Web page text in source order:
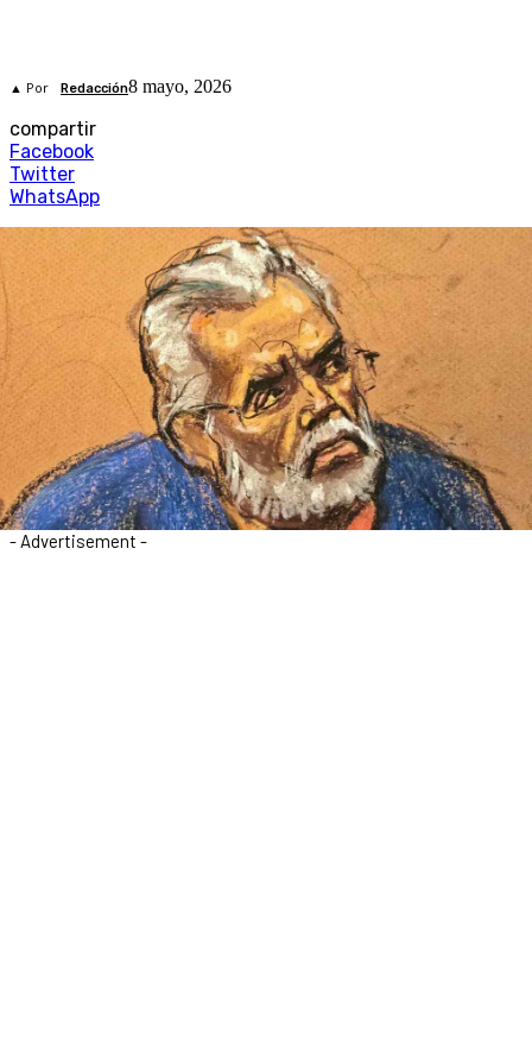
▲ Por Redacción8 mayo, 2026
compartir
Facebook
Twitter
WhatsApp
- Advertisement -